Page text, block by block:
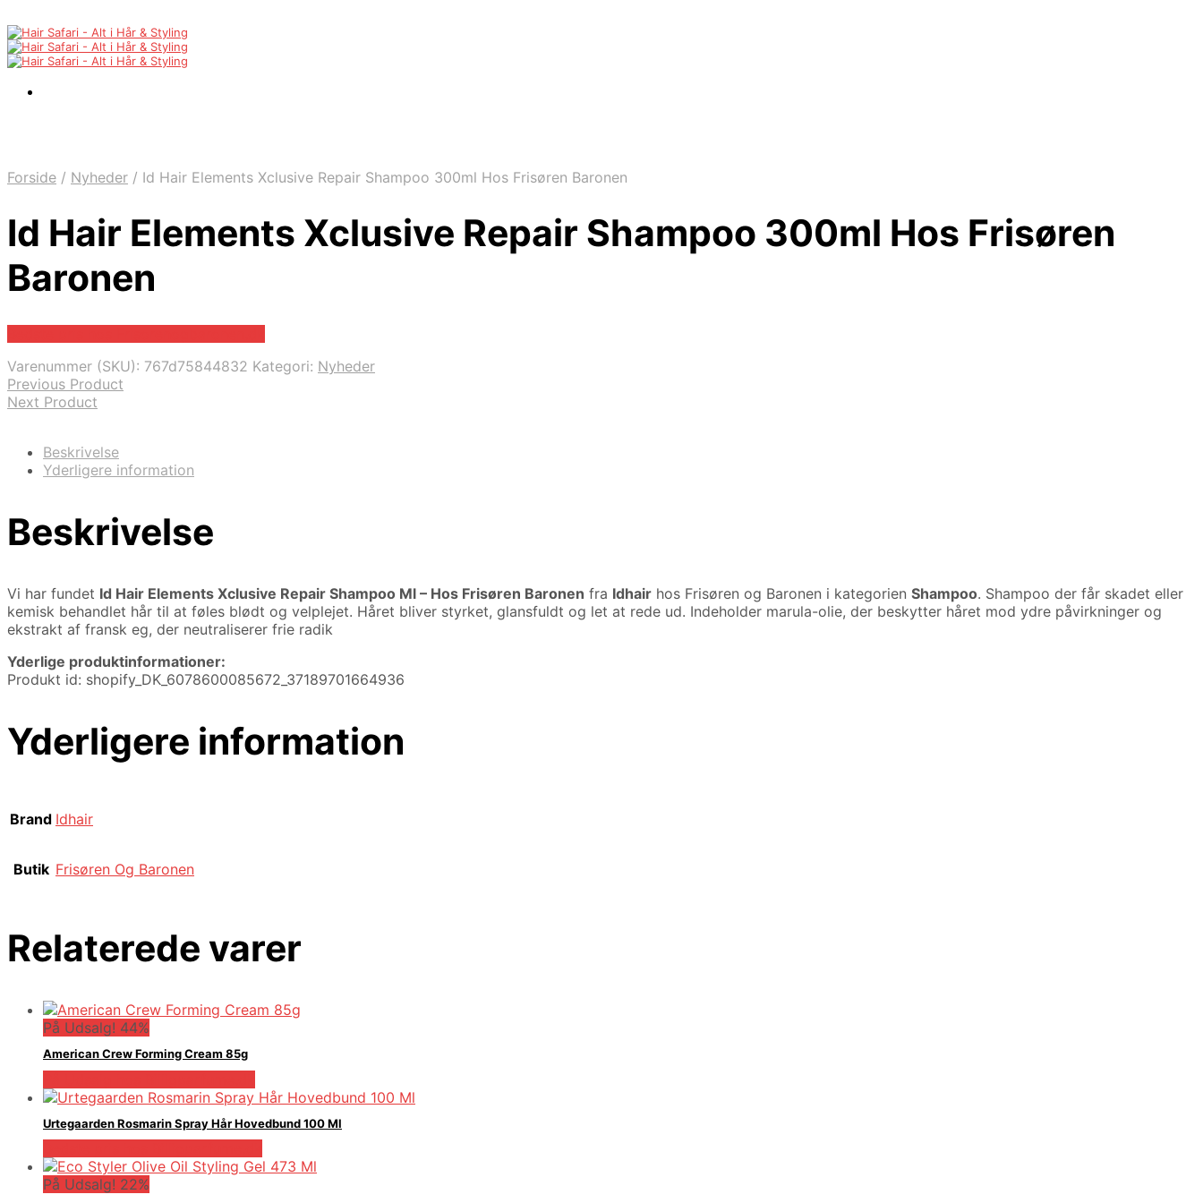
Forside / Nyheder / Id Hair Elements Xclusive Repair Shampoo 300ml Hos Frisøren Baronen
Id Hair Elements Xclusive Repair Shampoo 300ml Hos Frisøren
Baronen
Varenummer (SKU): 767d75844832 Kategori: Nyheder
Previous Product
Next Product
Beskrivelse
Yderligere information
Beskrivelse
Vi har fundet Id Hair Elements Xclusive Repair Shampoo Ml – Hos Frisøren Baronen fra Idhair hos Frisøren og Baronen i kategorien Shampoo. Shampoo der får skadet eller
kemisk behandlet hår til at føles blødt og velplejet. Håret bliver styrket, glansfuldt og let at rede ud. Indeholder marula-olie, der beskytter håret mod ydre påvirkninger og
ekstrakt af fransk eg, der neutraliserer frie radik
Yderlige produktinformationer:
Produkt id: shopify_DK_6078600085672_37189701664936
Yderligere information
Brand Idhair
Butik Frisøren Og Baronen
Relaterede varer
På Udsalg! 44%
American Crew Forming Cream 85g
Urtegaarden Rosmarin Spray Hår Hovedbund 100 Ml
På Udsalg! 22%